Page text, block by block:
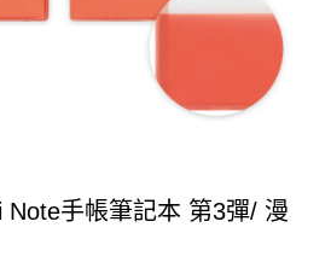
Note手帳筆記本 第3彈/ 漫